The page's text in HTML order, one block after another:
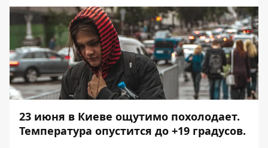
23 июня в Киеве ощутимо похолодает.
Температура опустится до +19 градусов.